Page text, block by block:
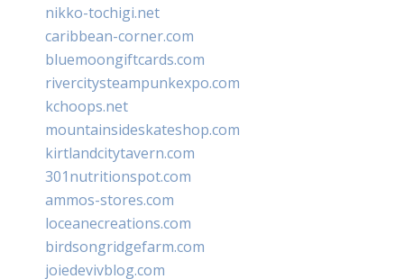
nikko-tochigi.net
caribbean-corner.com
bluemoongiftcards.com
rivercitysteampunkexpo.com
kchoops.net
mountainsideskateshop.com
kirtlandcitytavern.com
301nutritionspot.com
ammos-stores.com
loceanecreations.com
birdsongridgefarm.com
joiedevivblog.com